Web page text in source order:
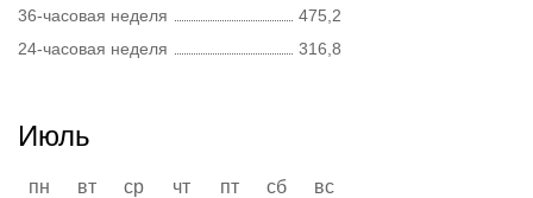
36-часовая неделя
475,2
24-часовая неделя
316,8
Июль
пн вт ср чт пт сб
вс